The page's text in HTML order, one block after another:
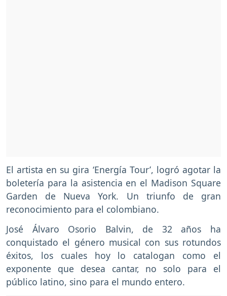
El artista en su gira ‘Energía Tour’, logró agotar la
boletería para la asistencia en el Madison Square
Garden de Nueva York. Un triunfo de gran
reconocimiento para el colombiano.
José Álvaro Osorio Balvin, de 32 años ha
conquistado el género musical con sus rotundos
éxitos, los cuales hoy lo catalogan como el
exponente que desea cantar, no solo para el
público latino, sino para el mundo entero.